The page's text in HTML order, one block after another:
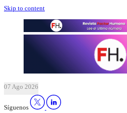
Skip to content
07 Ago 2026
Síguenos